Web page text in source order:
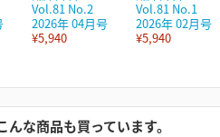
Vol.81 No.2
2026年 04月号
¥5,940
Vol.81 No.1
2026年 02月号
¥5,940
な商品も買っています。